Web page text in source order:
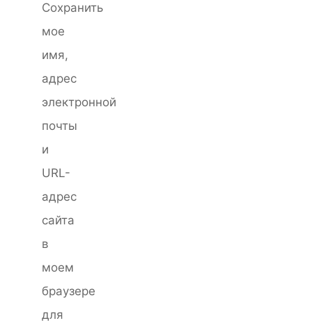
Сохранить
мое
имя,
адрес
электронной
почты
и
URL-
адрес
сайта
в
моем
браузере
для